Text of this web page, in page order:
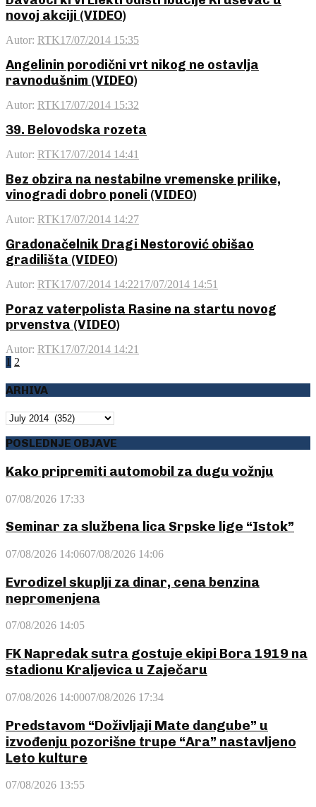
novoj akciji (VIDEO)
Autor: RTK17/07/2014 15:35
Angelinin porodični vrt nikog ne ostavlja
ravnodušnim (VIDEO)
Autor: RTK17/07/2014 15:32
39. Belovodska rozeta
Autor: RTK17/07/2014 14:41
Bez obzira na nestabilne vremenske prilike,
vinogradi dobro poneli (VIDEO)
Autor: RTK17/07/2014 14:27
Gradonačelnik Dragi Nestorović obišao
gradilišta (VIDEO)
Autor: RTK17/07/2014 14:2217/07/2014 14:51
Poraz vaterpolista Rasine na startu novog
prvenstva (VIDEO)
Autor: RTK17/07/2014 14:21
Posts
pagination
1 2
ARHIVA
ARHIVA
POSLEDNJE OBJAVE
Kako pripremiti automobil za dugu vožnju
07/08/2026 17:33
Seminar za službena lica Srpske lige “Istok”
07/08/2026 14:0607/08/2026 14:06
Evrodizel skuplji za dinar, cena benzina
nepromenjena
07/08/2026 14:05
FK Napredak sutra gostuje ekipi Bora 1919 na
stadionu Kraljevica u Zaječaru
07/08/2026 14:0007/08/2026 17:34
Predstavom “Doživljaji Mate dangube” u
izvođenju pozorišne trupe “Ara” nastavljeno
Leto kulture
07/08/2026 13:55